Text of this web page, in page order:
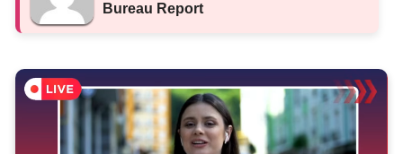
Bureau Report